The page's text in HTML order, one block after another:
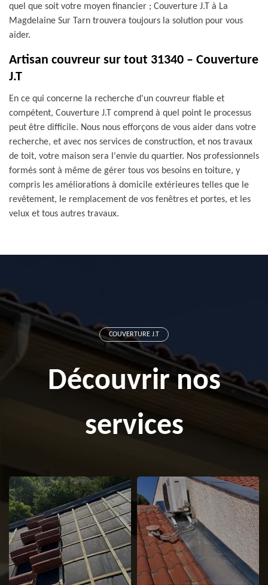
quel que soit votre moyen financier ; Couverture J.T à La
Magdelaine Sur Tarn trouvera toujours la solution pour vous
aider.
Artisan couvreur sur tout 31340 – Couverture
J.T
En ce qui concerne la recherche d'un couvreur fiable et
compétent, Couverture J.T comprend à quel point le processus
peut être difficile. Nous nous efforçons de vous aider dans votre
recherche, et avec nos services de construction, et nos travaux
de toit, votre maison sera l'envie du quartier. Nos professionnels
formés sont à même de gérer tous vos besoins en toiture, y
compris les améliorations à domicile extérieures telles que le
revêtement, le remplacement de vos fenêtres et portes, et les
velux et tous autres travaux.
COUVERTURE J.T
Découvrir nos
services